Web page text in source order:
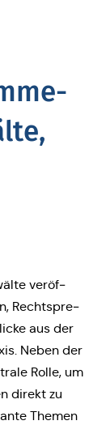
ver­öf­
Recht­spre­
aus der
Neben der
Rolle, um
direkt zu
Themen